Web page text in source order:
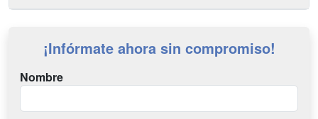
¡Infórmate ahora sin compromiso!
Nombre